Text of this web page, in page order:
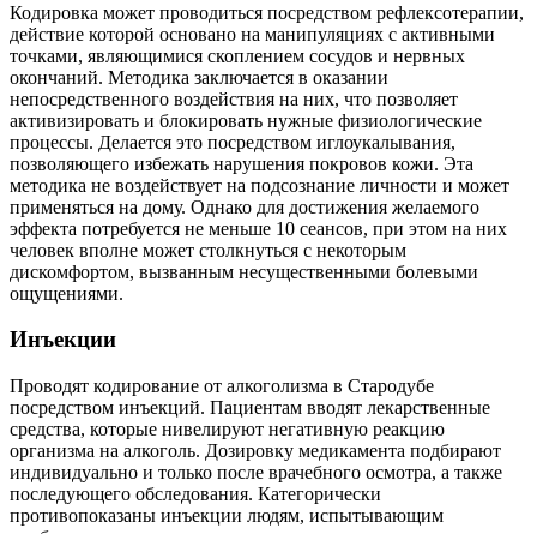
Кодировка может проводиться посредством рефлексотерапии,
действие которой основано на манипуляциях с активными
точками, являющимися скоплением сосудов и нервных
окончаний. Методика заключается в оказании
непосредственного воздействия на них, что позволяет
активизировать и блокировать нужные физиологические
процессы. Делается это посредством иглоукалывания,
позволяющего избежать нарушения покровов кожи. Эта
методика не воздействует на подсознание личности и может
применяться на дому. Однако для достижения желаемого
эффекта потребуется не меньше 10 сеансов, при этом на них
человек вполне может столкнуться с некоторым
дискомфортом, вызванным несущественными болевыми
ощущениями.
Инъекции
Проводят кодирование от алкоголизма в Стародубе
посредством инъекций. Пациентам вводят лекарственные
средства, которые нивелируют негативную реакцию
организма на алкоголь. Дозировку медикамента подбирают
индивидуально и только после врачебного осмотра, а также
последующего обследования. Категорически
противопоказаны инъекции людям, испытывающим